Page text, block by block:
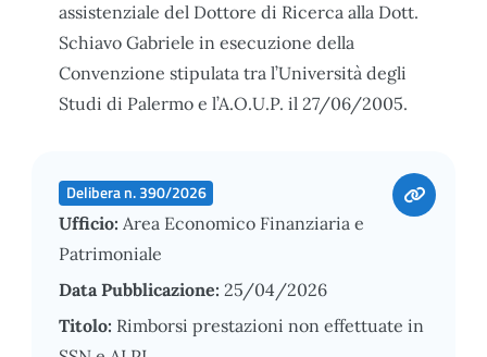
assistenziale del Dottore di Ricerca alla Dott.
Schiavo Gabriele in esecuzione della
Convenzione stipulata tra l’Università degli
Studi di Palermo e l’A.O.U.P. il 27/06/2005.
Delibera n. 390/2026
Ufficio: Area Economico Finanziaria e
Patrimoniale
Data Pubblicazione: 25/04/2026
Titolo: Rimborsi prestazioni non effettuate in